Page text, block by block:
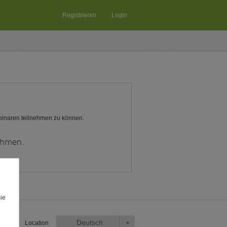
Registrieren Login
teilnehmen zu können.
Deutsch
Location